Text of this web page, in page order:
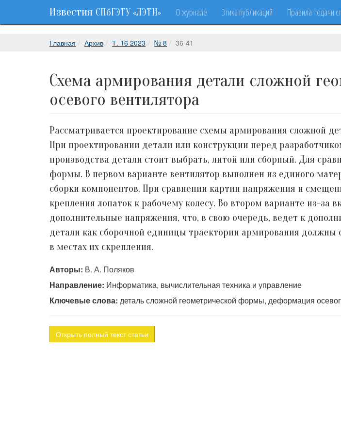
Известия СПбГЭТУ «ЛЭТИ» О журнале Этика публикаций Правила подачи
Главная Архив Т. 16 2023 № 8 36-41
Схема армирования детали сложной
осевого вентилятора
Рассматривается проектирование схемы армирования сложной
При проектировании детали или конструкции перед
производства детали стоит выбрать, литой или сборный. Для
формы. В первом варианте вентилятор выполнен из единого
сборки компонентов. При сравнении картин напряжения и
крепления лопаток к рабочему колесу. Во втором варианте из-за
дополнительные напряжения, что, в свою очередь, ведет к
детали как сборочной единицы траектории армирования
в местах их скрепления.
Авторы: В. А. Поляков
Направление: Информатика, вычислительная техника и управление
Ключевые слова: деталь сложной геометрической формы, деформация
Открыть полный текст статьи